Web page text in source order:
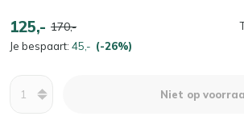
125,- 170,-
Je bespaart: 45,- (-26%)
Niet op